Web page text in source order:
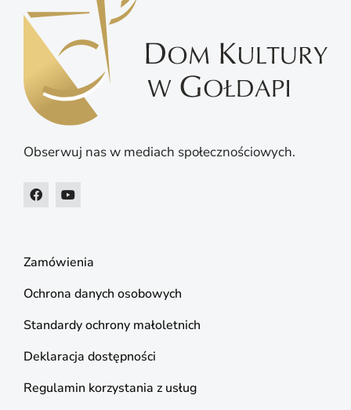
Obserwuj nas w mediach społecznościowych.
Zamówienia
Ochrona danych osobowych
Standardy ochrony małoletnich
Deklaracja dostępności
Regulamin korzystania z usług